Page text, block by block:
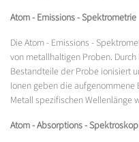
Atom - Emissions - Spektrometrie
Die Atom - Emissions -
von metallhaltigen Proben.
Bestandteile der Probe ionisiert
Ionen geben die aufgenommene
Metall spezifischen Wellenlänge
Atom - Absorptions -